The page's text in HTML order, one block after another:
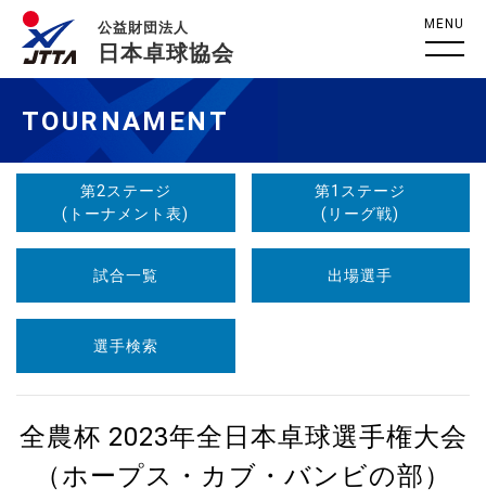
公益財団法人
日本卓球協会
MENU
TOURNAMENT
第2ステージ
(トーナメント表)
第1ステージ
(リーグ戦)
試合一覧 出場選手
選手検索
全農杯 2023年全日本卓球選手権大会
（ホープス・カブ・バンビの部）